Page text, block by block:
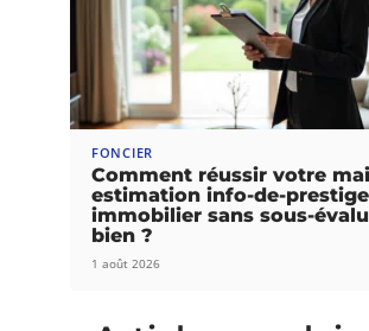
FONCIER
Comment réussir votre
estimation info-de-
immobilier sans sous-
bien ?
1 août 2026